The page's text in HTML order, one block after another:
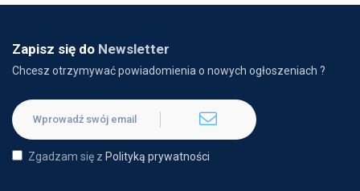
Zapisz się do Newsletter
Chcesz otrzymywać powiadomienia o nowych ogłoszeniach ?
Zgadzam się z Polityką prywatności